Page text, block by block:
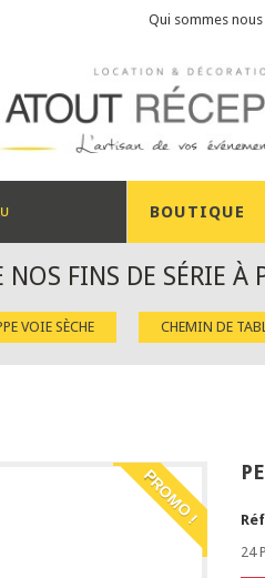
Qui sommes nous
BOUTIQUE
NOS FINS DE SÉRIE À
VOIE SÈCHE CHEMIN DE
PROMO !
24